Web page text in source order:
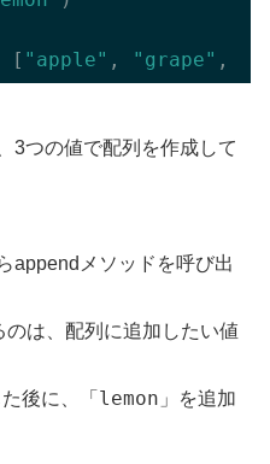
[ "apple" , "grape" ,
3つの値で配列を作成して
appendメソッドを呼び出
は、配列に追加したい値
後に、「 lemon 」を追加